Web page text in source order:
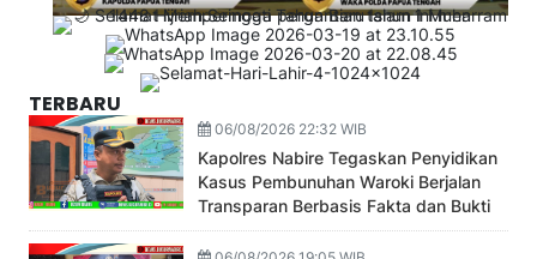
TERBARU
06/08/2026 22:32 WIB
Kapolres Nabire Tegaskan Penyidikan
Kasus Pembunuhan Waroki Berjalan
Transparan Berbasis Fakta dan Bukti